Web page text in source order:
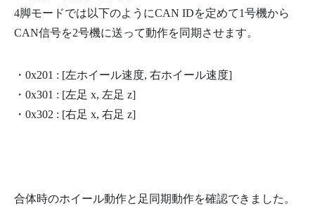
4脚モードでは以下のようにCAN IDを定めて1号機から
CAN信号を2号機に送って動作を同期させます。
・0x201 : [左ホイール速度, 右ホイール速度]
・0x301 : [左足 x, 左足 z]
・0x302 : [右足 x, 右足 z]
合体時のホイール動作と足同期動作を確認できました。